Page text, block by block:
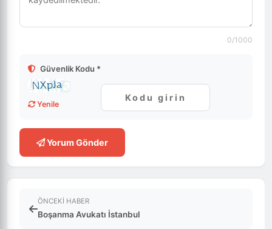
0/1000
Güvenlik Kodu *
Yenile
Yorum Gönder
ÖNCEKI HABER
Boşanma Avukatı İstanbul